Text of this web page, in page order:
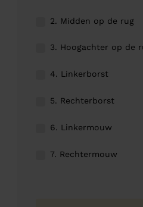
2. Midden op de rug
3. Hoogachter op de
4. Linkerborst
5. Rechterborst
6. Linkermouw
7. Rechtermouw